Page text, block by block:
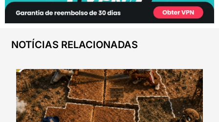
NOTÍCIAS RELACIONADAS